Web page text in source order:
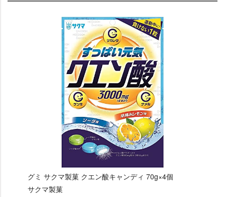
グミ サクマ製菓 クエン酸キャンディ 70g×4個
サクマ製菓